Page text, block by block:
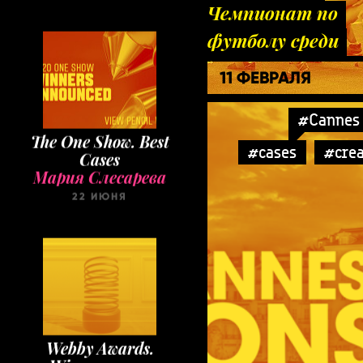
The One Show. Best
Cases
Мария Слесарева
22 ИЮНЯ
Webby Awards.
Winners 2020
Чемпионат по
футболу среди
девушек в
белье
11 ФЕВРАЛЯ
#cases